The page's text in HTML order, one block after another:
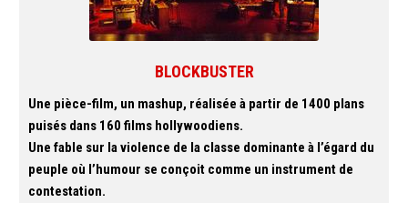
BLOCKBUSTER
Une pièce-film, un mashup, réalisée à partir de 1400 plans
puisés dans 160 films hollywoodiens.
Une fable sur la violence de la classe dominante à l’égard du
peuple où l’humour se conçoit comme un instrument de
contestation.